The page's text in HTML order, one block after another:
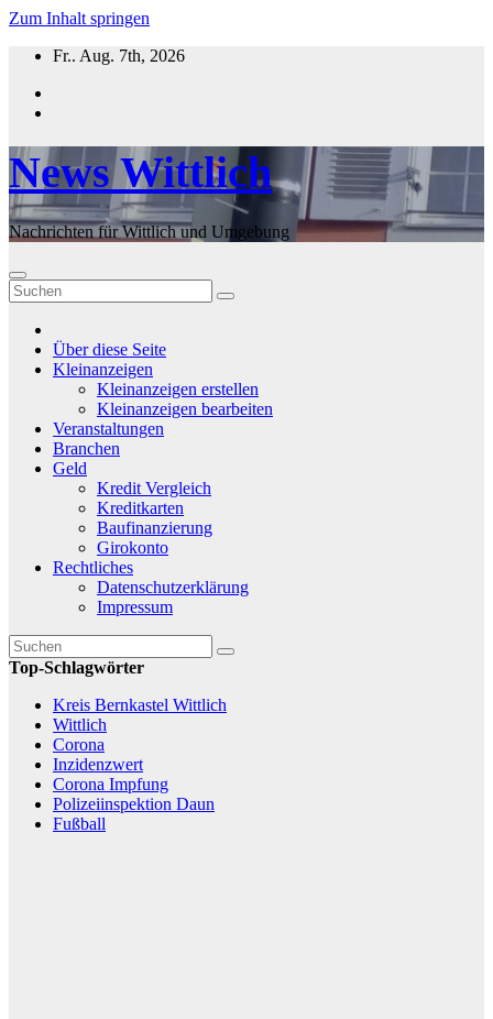
Zum Inhalt springen
Fr.. Aug. 7th, 2026
News Wittlich
Nachrichten für Wittlich und Umgebung
Über diese Seite
Kleinanzeigen
Kleinanzeigen erstellen
Kleinanzeigen bearbeiten
Veranstaltungen
Branchen
Geld
Kredit Vergleich
Kreditkarten
Baufinanzierung
Girokonto
Rechtliches
Datenschutzerklärung
Impressum
Top-Schlagwörter
Kreis Bernkastel Wittlich
Wittlich
Corona
Inzidenzwert
Corona Impfung
Polizeiinspektion Daun
Fußball